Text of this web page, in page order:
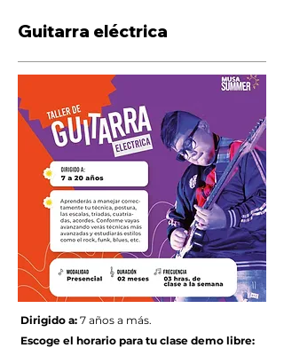
Guitarra eléctrica
Dirigido a: 7 años a más.
Escoge el horario para tu clase demo libre: